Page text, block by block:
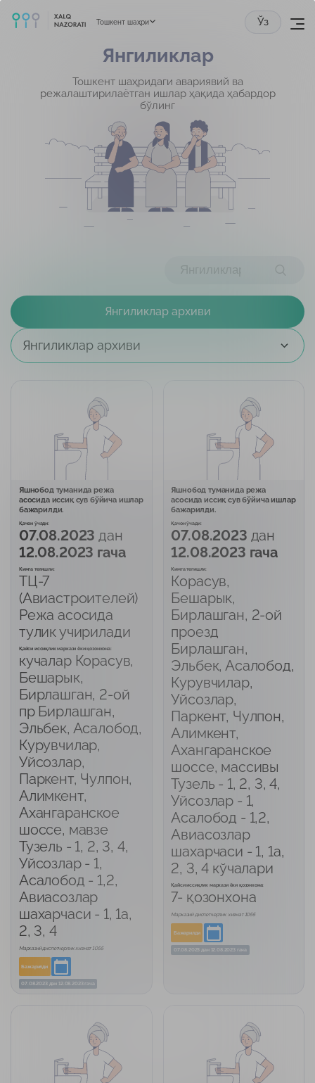
Тошкент шаҳри Ўз
Янгиликлар
Тошкент шаҳридаги авариявий ва
режалаштирилаётган ишлар ҳақида ҳабардор
бўлинг
Янгиликлар архиви
Янгиликлар архиви
Яшнобод туманида режа
асосида иссиқ сув бўйича ишлар
бажарилди.
Қачон ўчади:
07.08.2023 дан
12.08.2023 гача
Кимга тегишли:
ТЦ-7
(Авиастроителей)
Режа асосида
тулик учирилади
Қайси иссиқлик маркази ёки қозонхона:
кучалар Корасув,
Бешарык,
Бирлашган, 2-ой
пр Бирлашган,
Эльбек, Асалобод,
Курувчилар,
Уйсозлар,
Паркент, Чулпон,
Алимкент,
Ахангаранское
шоссе, мавзе
Тузель - 1, 2, 3, 4,
Уйсозлар - 1,
Асалобод - 1,2,
Авиасозлар
шахарчаси - 1, 1а,
2, 3, 4
Марказий диспетчерлик хизмат 1055
Бажарилди
07.08.2023дан 12.08.2023 гача
Яшнобод туманида режа
асосида иссиқ сув бўйича ишлар
бажарилди.
Қачон ўчади:
07.08.2023 дан
12.08.2023 гача
Кимга тегишли:
Корасув,
Бешарык,
Бирлашган, 2-ой
проезд
Бирлашган,
Эльбек, Асалобод,
Курувчилар,
Уйсозлар,
Паркент, Чулпон,
Алимкент,
Ахангаранское
шоссе, массивы
Тузель - 1, 2, 3, 4,
Уйсозлар - 1,
Асалобод - 1,2,
Авиасозлар
шахарчаси - 1, 1а,
2, 3, 4 кўчалари
Қайси иссиқлик маркази ёки қозонхона:
7- қозонхона
Марказий диспетчерлик хизмат 1055
Бажарилди
07.08.2023 дан 12.08.2023 гача